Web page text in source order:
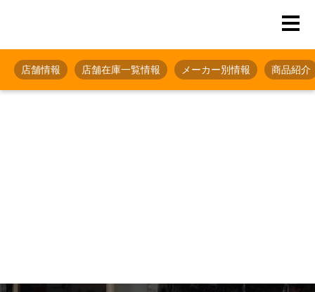
店舗情報 店舗在庫一覧情報 メーカー別情報 商品紹介